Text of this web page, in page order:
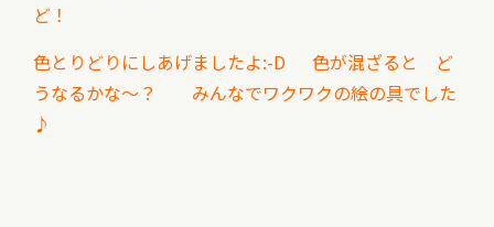
ど！
色とりどりにしあげましたよ:-D 色が混ざると ど
うなるかな～？ みんなでワクワクの絵の具でした
♪